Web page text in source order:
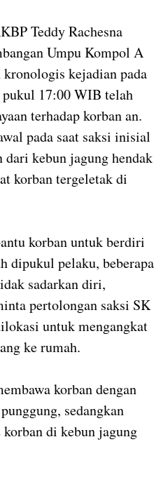
Teddy Rachesna
Umpu Kompol A
kejadian pada
17:00 WIB telah
terhadap korban an.
pada saat saksi inisial
kebun jagung hendak
korban tergeletak di
korban untuk berdiri
dipukul pelaku, beberapa
sadarkan diri,
pertolongan saksi SK
untuk mengangkat
ke rumah.
korban dengan
sedangkan
di kebun jagung